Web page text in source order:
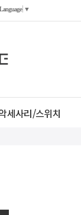
▼
세사리/스위치